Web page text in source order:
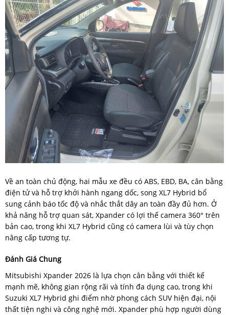
Về an toàn chủ động, hai mẫu xe đều có ABS, EBD, BA, cân bằng
điện tử và hỗ trợ khởi hành ngang dốc, song XL7 Hybrid bổ
sung cảnh báo tốc độ và nhắc thắt dây an toàn đầy đủ hơn. Ở
khả năng hỗ trợ quan sát, Xpander có lợi thế camera 360° trên
bản cao, trong khi XL7 Hybrid cũng có camera lùi và tùy chọn
nâng cấp tương tự.
Đánh Giá Chung
Mitsubishi Xpander 2026 là lựa chọn cân bằng với thiết kế
mạnh mẽ, không gian rộng rãi và tính đa dụng cao, trong khi
Suzuki XL7 Hybrid ghi điểm nhờ phong cách SUV hiện đại, nội
thất tiện nghi và công nghệ mới. Xpander phù hợp người dùng